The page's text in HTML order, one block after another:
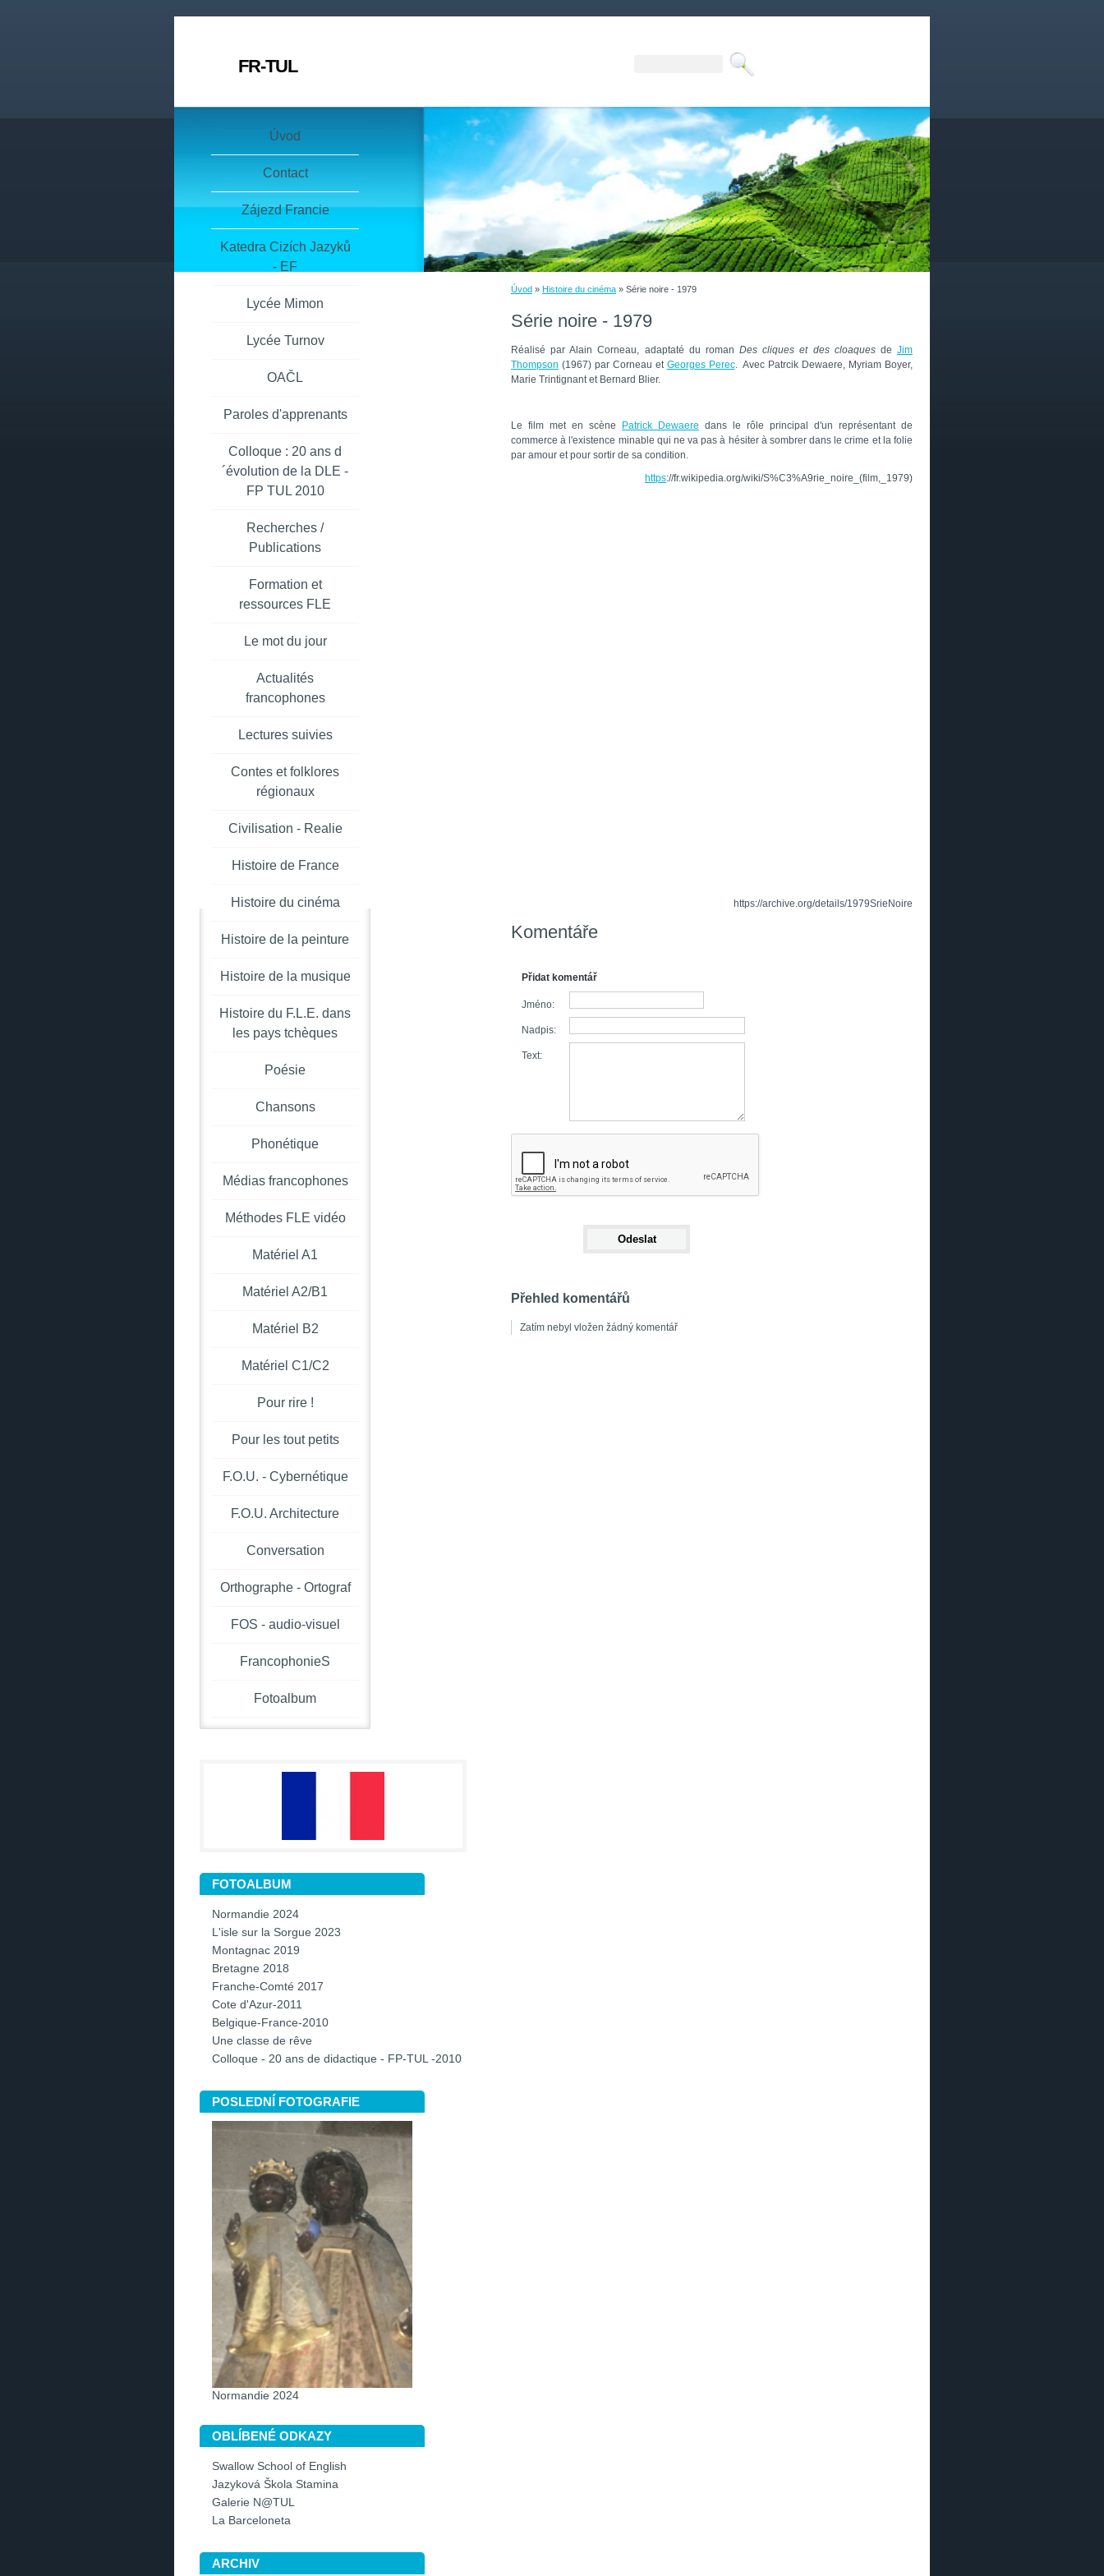
FR-TUL
Úvod » Histoire du cinéma » Série noire - 1979
Série noire - 1979
Réalisé par Alain Corneau, adaptaté du romanDes cliques et des cloaquesdeJim
Thompson (1967) par Corneau et Georges Perec. Avec Patrcik Dewaere, Myriam Boyer,
Marie Trintignant et Bernard Blier.
Le film met en scène Patrick Dewaere dans le rôle principal d'un représentant de
commerce à l'existence minable qui ne va pas à hésiter à sombrer dans le crime et la folie
par amour et pour sortir de sa condition.
https://fr.wikipedia.org/wiki/S%C3%A9rie_noire_(film,_1979)
https://archive.org/details/1979SrieNoire
Komentáře
Přidat komentář
Jméno:
Nadpis:
Text:
Přehled komentářů
Zatím nebyl vložen žádný komentář
Úvod
Contact
Zájezd Francie
Katedra Cizích Jazyků
- EF
Lycée Mimon
Lycée Turnov
OAČL
Paroles d'apprenants
Colloque : 20 ans d
´évolution de la DLE -
FP TUL 2010
Recherches /
Publications
Formation et
ressources FLE
Le mot du jour
Actualités
francophones
Lectures suivies
Contes et folklores
régionaux
Civilisation - Realie
Histoire de France
Histoire du cinéma
Histoire de la peinture
Histoire de la musique
Histoire du F.L.E. dans
les pays tchèques
Poésie
Chansons
Phonétique
Médias francophones
Méthodes FLE vidéo
Matériel A1
Matériel A2/B1
Matériel B2
Matériel C1/C2
Pour rire !
Pour les tout petits
F.O.U. - Cybernétique
F.O.U. Architecture
Conversation
Orthographe - Ortograf
FOS - audio-visuel
FrancophonieS
Fotoalbum
FOTOALBUM
Normandie 2024
L'isle sur la Sorgue 2023
Montagnac 2019
Bretagne 2018
Franche-Comté 2017
Cote d'Azur-2011
Belgique-France-2010
Une classe de rêve
Colloque - 20 ans de didactique - FP-TUL -2010
POSLEDNÍ FOTOGRAFIE
Normandie 2024
OBLÍBENÉ ODKAZY
Swallow School of English
Jazyková Škola Stamina
Galerie N@TUL
La Barceloneta
ARCHIV